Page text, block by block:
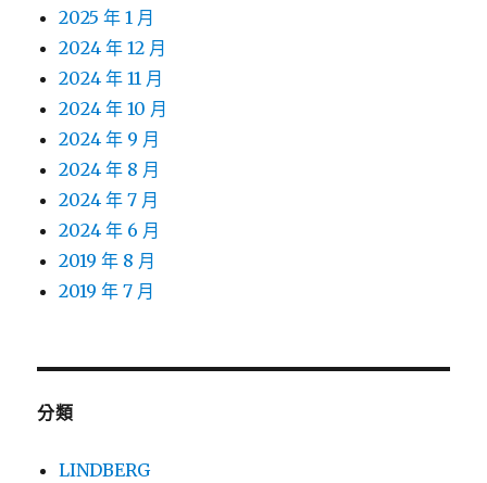
2025 年 1 月
2024 年 12 月
2024 年 11 月
2024 年 10 月
2024 年 9 月
2024 年 8 月
2024 年 7 月
2024 年 6 月
2019 年 8 月
2019 年 7 月
分類
LINDBERG